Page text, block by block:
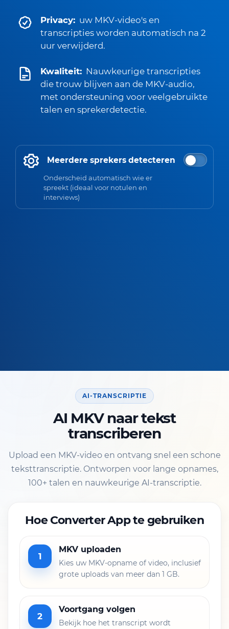
Privacy: uw MKV-video's en
transcripties worden automatisch na 2
uur verwijderd.
Kwaliteit: Nauwkeurige transcripties
die trouw blijven aan de MKV-audio,
met ondersteuning voor veelgebruikte
talen en sprekerdetectie.
Meerdere sprekers detecteren
Onderscheid automatisch wie er
spreekt (ideaal voor notulen en
interviews)
AI-TRANSCRIPTIE
AI MKV naar tekst
transcriberen
Upload een MKV-video en ontvang snel een schone
teksttranscriptie. Ontworpen voor lange opnames,
100+ talen en nauwkeurige AI-transcriptie.
Hoe Converter App te gebruiken
1
MKV uploaden
Kies uw MKV-opname of video, inclusief
grote uploads van meer dan 1 GB.
2
Voortgang volgen
Bekijk hoe het transcript wordt